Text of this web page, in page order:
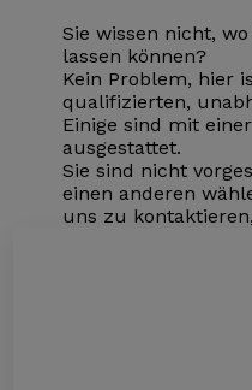
Sie wissen nicht,
lassen können?
Kein Problem, hier
qualifizierten,
Einige sind mit
ausgestattet.
Sie sind nicht
einen anderen
uns zu